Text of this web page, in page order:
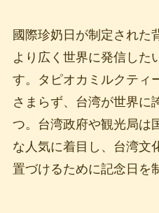
國際珍奶日が制定された
より広く世界に発信した
す。タピオカミルクティ
さまらず、台湾が世界に
つ。台湾政府や観光局は
な人気に着目し、台湾文
置づけるために記念日を